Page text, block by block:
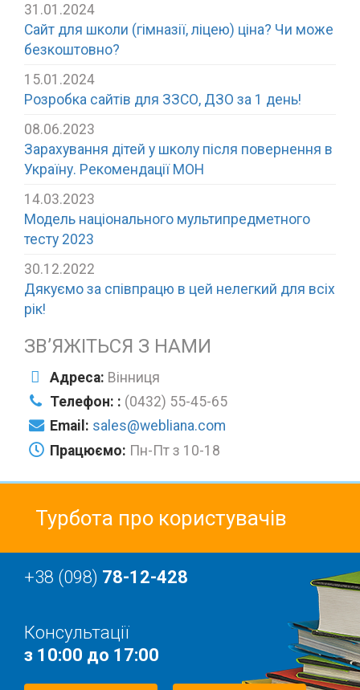
31.01.2024
Сайт для школи (гімназії, ліцею) ціна? Чи може
безкоштовно?
15.01.2024
Розробка сайтів для ЗЗСО, ДЗО за 1 день!
08.06.2023
Зарахування дітей у школу після повернення в
Україну. Рекомендації МОН
14.03.2023
Модель національного мультипредметного
тесту 2023
30.12.2022
Дякуємо за співпрацю в цей нелегкий для всіх
рік!
ЗВ’ЯЖІТЬСЯ З НАМИ
Адреса: Вінниця
Телефон: : (0432) 55-45-65
Email: sales@webliana.com
Працюємо: Пн-Пт з 10-18
Турбота про користувачів
+38 (098) 78-12-428
Консультації
з 10:00 до 17:00